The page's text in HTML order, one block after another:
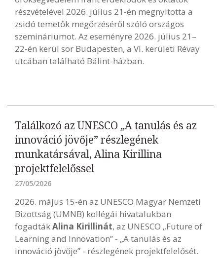
részvételével 2026. július 21-én megnyitotta a
zsidó temetők megőrzéséről szóló országos
szemináriumot. Az eseményre 2026. július 21–
22-én kerül sor Budapesten, a VI. kerületi Révay
utcában található Bálint-házban.
Találkozó az UNESCO „A tanulás és az
innováció jövője” részlegének
munkatársával, Alina Kirillina
projektfelelőssel
27/05/2026
2026. május 15-én az UNESCO Magyar Nemzeti
Bizottság (UMNB) kollégái hivatalukban
fogadtákAlina Kirillinát, az UNESCO „Future of
Learning and Innovation” - „A tanulás és az
innováció jövője” - részlegének projektfelelősét.